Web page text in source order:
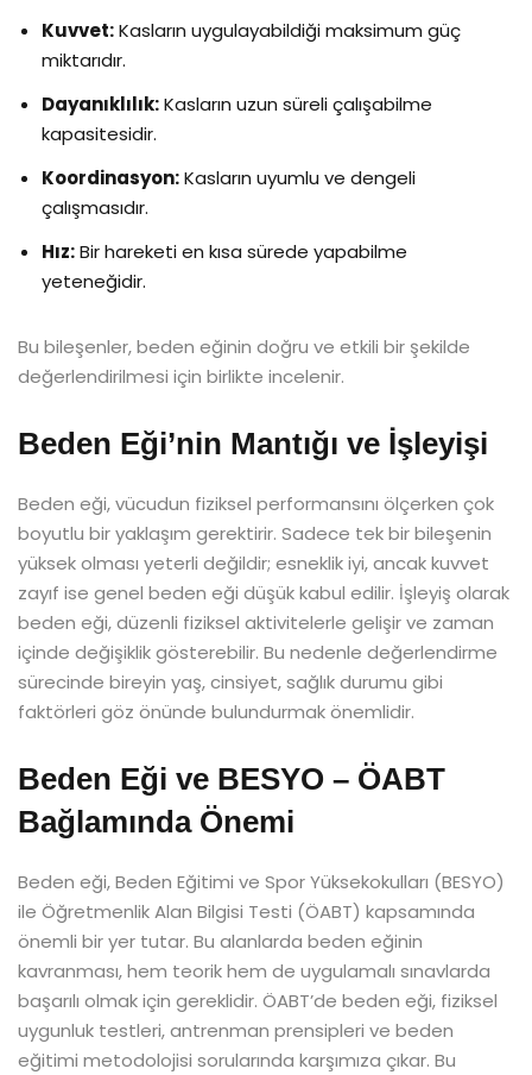
Kuvvet:Kasların uygulayabildiği maksimum güç
miktarıdır.
Dayanıklılık:Kasların uzun süreli çalışabilme
kapasitesidir.
Koordinasyon:Kasların uyumlu ve dengeli
çalışmasıdır.
Hız:Bir hareketi en kısa sürede yapabilme
yeteneğidir.
Bu bileşenler, beden eğinin doğru ve etkili bir şekilde
değerlendirilmesi için birlikte incelenir.
Beden Eği’nin Mantığı ve İşleyişi
Beden eği, vücudun fiziksel performansını ölçerken çok
boyutlu bir yaklaşım gerektirir. Sadece tek bir bileşenin
yüksek olması yeterli değildir; esneklik iyi, ancak kuvvet
zayıf ise genel beden eği düşük kabul edilir. İşleyiş olarak
beden eği, düzenli fiziksel aktivitelerle gelişir ve zaman
içinde değişiklik gösterebilir. Bu nedenle değerlendirme
sürecinde bireyin yaş, cinsiyet, sağlık durumu gibi
faktörleri göz önünde bulundurmak önemlidir.
Beden Eği ve BESYO – ÖABT
Bağlamında Önemi
Beden eği, Beden Eğitimi ve Spor Yüksekokulları (BESYO)
ile Öğretmenlik Alan Bilgisi Testi (ÖABT) kapsamında
önemli bir yer tutar. Bu alanlarda beden eğinin
kavranması, hem teorik hem de uygulamalı sınavlarda
başarılı olmak için gereklidir. ÖABT’de beden eği, fiziksel
uygunluk testleri, antrenman prensipleri ve beden
eğitimi metodolojisi sorularında karşımıza çıkar. Bu